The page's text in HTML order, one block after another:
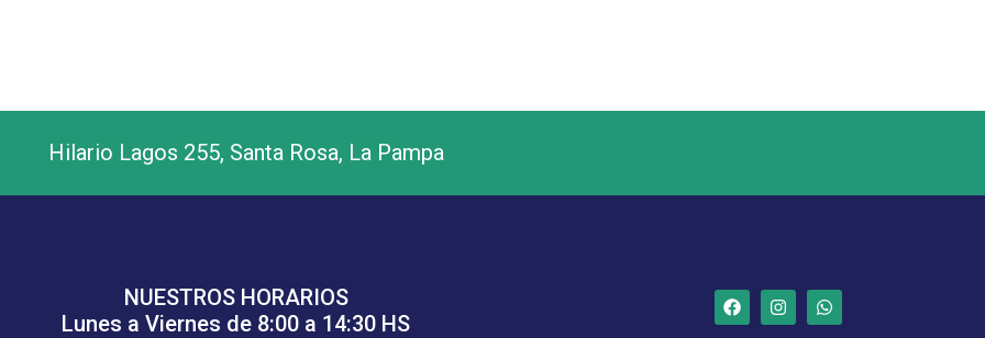
Hilario Lagos 255, Santa Rosa, La Pampa
NUESTROS HORARIOS
Lunes a Viernes de 8:00 a 14:30 HS